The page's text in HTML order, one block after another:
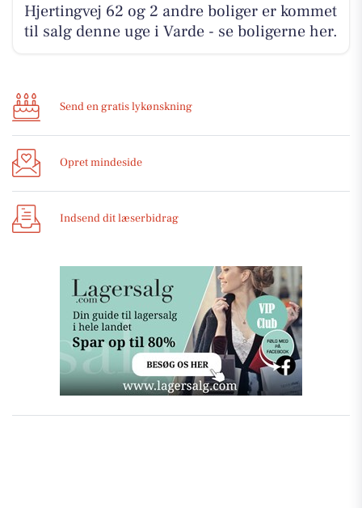
Hjertingvej 62 og 2 andre boliger er kommet
til salg denne uge i Varde - se boligerne her.
Send en gratis lykønskning
Opret mindeside
Indsend dit læserbidrag